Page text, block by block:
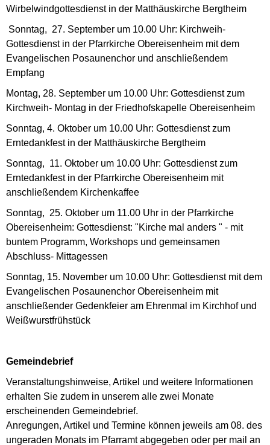
Wirbelwindgottesdienst in der Matthäuskirche Bergtheim
Sonntag, 27. September um 10.00 Uhr: Kirchweih-
Gottesdienst in der Pfarrkirche Obereisenheim mit dem
Evangelischen Posaunenchor und anschließendem
Empfang
Montag, 28. September um 10.00 Uhr: Gottesdienst zum
Kirchweih- Montag in der Friedhofskapelle Obereisenheim
Sonntag, 4. Oktober um 10.00 Uhr: Gottesdienst zum
Erntedankfest in der Matthäuskirche Bergtheim
Sonntag, 11. Oktober um 10.00 Uhr: Gottesdienst zum
Erntedankfest in der Pfarrkirche Obereisenheim mit
anschließendem Kirchenkaffee
Sonntag, 25. Oktober um 11.00 Uhr in der Pfarrkirche
Obereisenheim: Gottesdienst: "Kirche mal anders " - mit
buntem Programm, Workshops und gemeinsamen
Abschluss- Mittagessen
Sonntag, 15. November um 10.00 Uhr: Gottesdienst mit dem
Evangelischen Posaunenchor Obereisenheim mit
anschließender Gedenkfeier am Ehrenmal im Kirchhof und
Weißwurstfrühstück
Gemeindebrief
Veranstaltungshinweise, Artikel und weitere Informationen
erhalten Sie zudem in unserem alle zwei Monate
erscheinenden Gemeindebrief.
Anregungen, Artikel und Termine können jeweils am 08. des
ungeraden Monats im Pfarramt abgegeben oder per mail an